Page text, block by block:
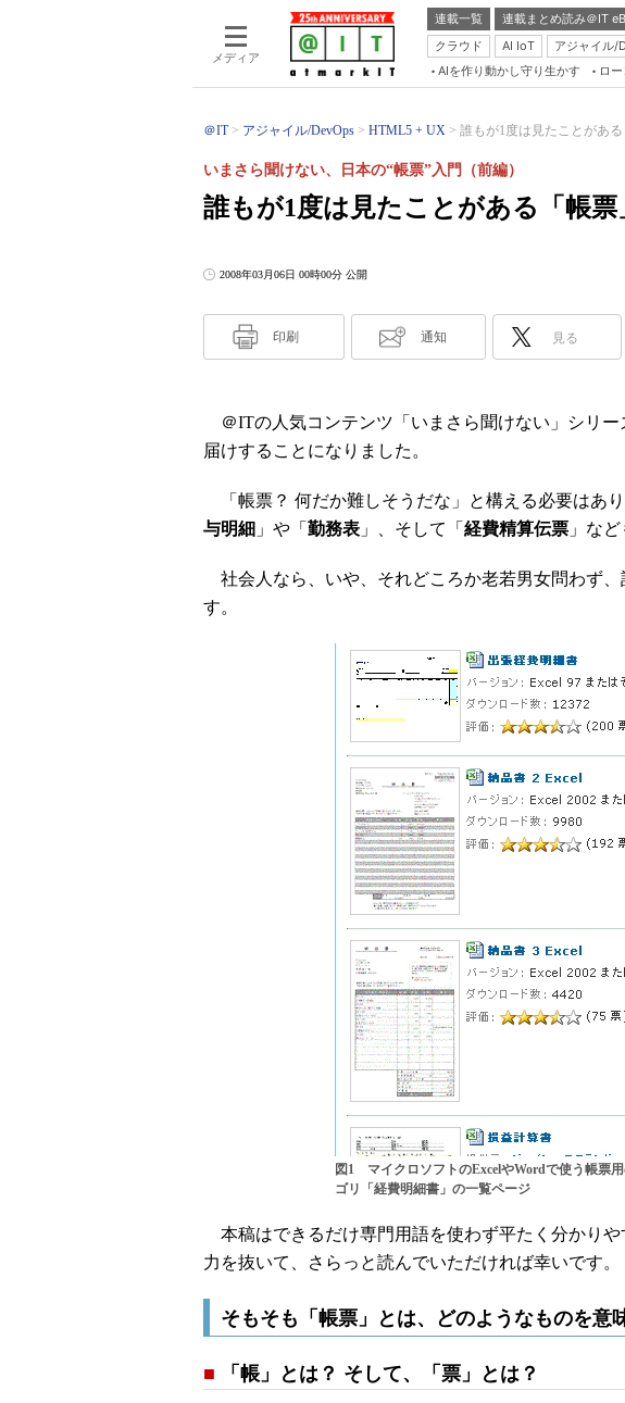
メディア
連載一覧 連載まとめ読み＠IT
クラウド
AI IoT アジャイル/
AIを作り動かし守り生かす ロ
＠IT アジャイル/DevOps HTML5 + UX 誰もが1度は見たことがあ
誰もが1度は見たことがある「帳
いまさら聞けない、日本の“帳票”入門（前編）
2008年03月06日 00時00分 公開
印刷 通知 見る
＠ITの人気コンテンツ「いまさら聞けない」シリー
届けすることになりました。
「帳票？ 何だか難しそうだな」と構える必要はあ
与明細 」や「 勤務表 」、そして「 経費精算伝票 」な
社会人なら、いや、それどころか老若男女問わず
す。
図1 マイクロソフトのExcelやWordで使う帳票
ゴリ「経費明細書」の一覧ページ
本稿はできるだけ専門用語を使わず平たく分かり
力を抜いて、さらっと読んでいただければ幸いです。
そもそも「帳票」とは、どのようなものを意
■ 「帳」とは？ そして、「票」とは？